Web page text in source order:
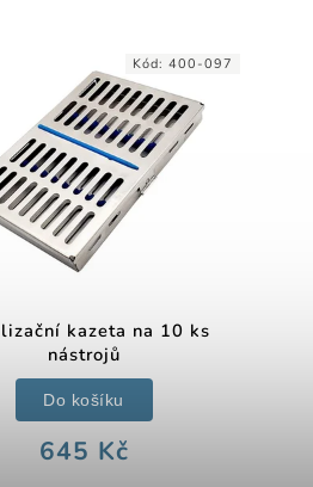
kazeta na 10 ks
nástrojů
645 Kč
Do košíku
Kód: 400-097